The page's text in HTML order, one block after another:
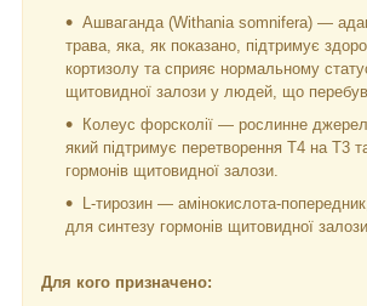
Ашваганда (Withania somnifera) —
трава, яка, як показано, підтримує
кортизолу та сприяє нормальному
щитовидної залози у людей, що
Колеус форсколії — рослинне
який підтримує перетворення Т4 на Т3
гормонів щитовидної залози.
L-тирозин — амінокислота-
для синтезу гормонів щитовидної
Для кого призначено: